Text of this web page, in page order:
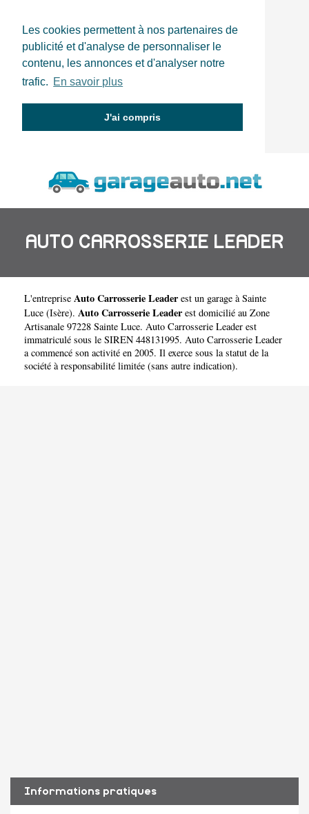
Les cookies permettent à nos partenaires de
publicité et d'analyse de personnaliser le
contenu, les annonces et d'analyser notre
trafic. En savoir plus
J'ai compris
AUTO CARROSSERIE LEADER
L'entreprise Auto Carrosserie Leaderest un garage à Sainte
Luce (Isère). Auto Carrosserie Leaderest domicilié au Zone
Artisanale 97228 Sainte Luce. Auto Carrosserie Leader est
immatriculé sous le SIREN 448131995. Auto Carrosserie Leader
a commencé son activité en 2005. Il exerce sous la statut de la
société à responsabilité limitée (sans autre indication).
Informations pratiques